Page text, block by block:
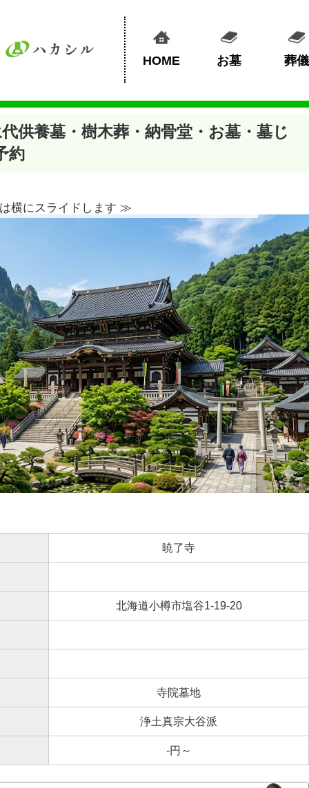
HOME お墓 葬儀
供養墓・樹木葬・納骨堂・お墓・墓じ
約
横にスライドします ≫︎
暁了寺
北海道小樽市塩谷1-19-20
寺院墓地
浄土真宗大谷派
-円～